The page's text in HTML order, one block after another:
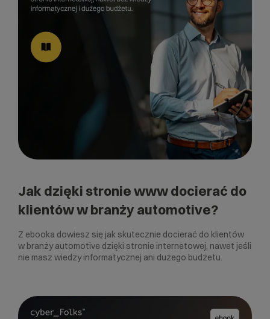
Jak dzięki stronie www docierać do
klientów w branży automotive?
Z ebooka dowiesz się jak skutecznie docierać do klientów
w branży automotive dzięki stronie internetowej, nawet jeśli
nie masz wiedzy informatycznej ani dużego budżetu.